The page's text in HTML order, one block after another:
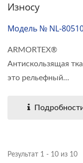
Износу
Модель № NL-
ARMORTEX®
Антискользящая
это рельефный
Результат 1 - 10 из 10